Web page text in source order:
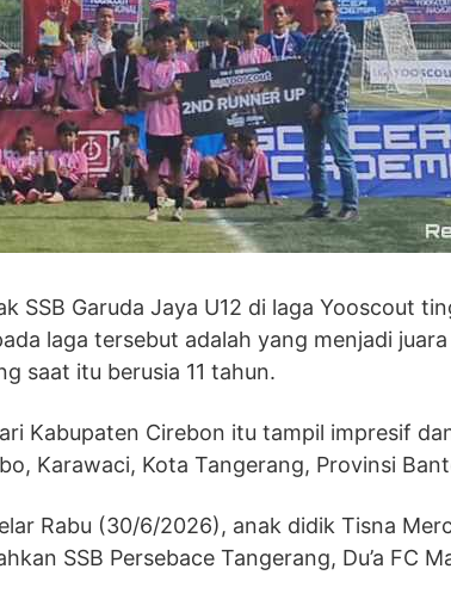
SSB Garuda Jaya U12 di laga Yooscout
laga tersebut adalah yang menjadi
saat itu berusia 11 tahun.
Kabupaten Cirebon itu tampil impresif
Karawaci, Kota Tangerang, Provinsi
Rabu (30/6/2026), anak didik Tisna
SSB Persebace Tangerang, Du’a FC